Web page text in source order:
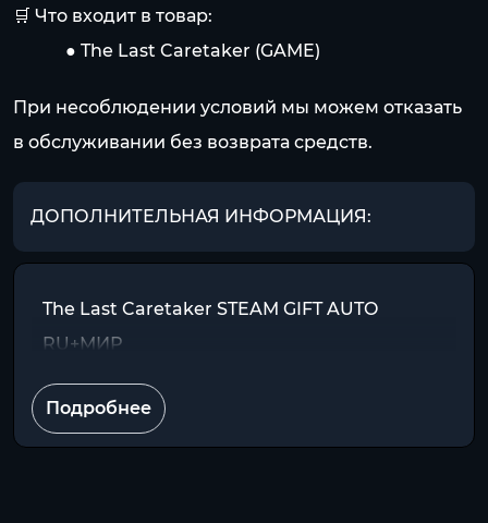
🛒 Что входит в товар:
⠀⠀⠀⠀● The Last Caretaker (GAME)
При несоблюдении условий мы можем отказать
в обслуживании без возврата средств.
ДОПОЛНИТЕЛЬНАЯ ИНФОРМАЦИЯ:
The Last Caretaker STEAM GIFT AUTO
RU+МИР
Подробнее